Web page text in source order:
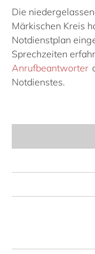
Die
Märkischen Kreis
Notdienstplan
Sprechzeiten
Anrufbeantworter
Notdienstes.